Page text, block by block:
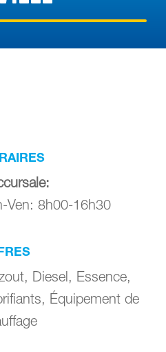
:
Ven: 8h00-16h30
Diesel, Essence,
Équipement de